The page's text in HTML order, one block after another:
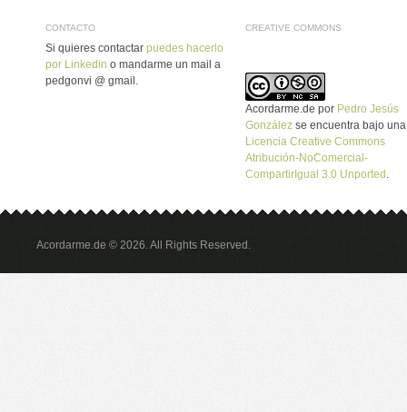
CONTACTO
Si quieres contactar puedes hacerlo
por Linkedin o mandarme un mail a
pedgonvi @ gmail.
CREATIVE COMMONS
Acordarme.de por Pedro Jesús
González se encuentra bajo una
Licencia Creative Commons
Atribución-NoComercial-
CompartirIgual 3.0 Unported .
Acordarme.de © 2026. All Rights Reserved.